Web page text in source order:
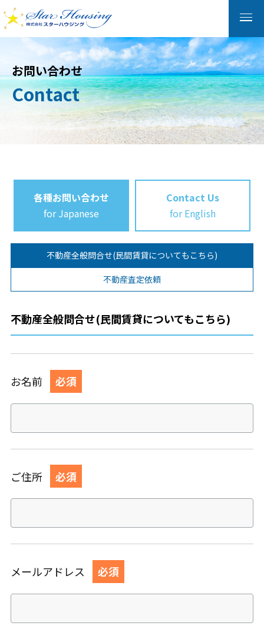
お問い合わせ
Contact
各種お問い合わせ
for Japanese
Contact Us
for English
不動産全般問合せ(民間賃貸についてもこちら)
不動産査定依頼
不動産全般問合せ(民間賃貸についてもこちら)
お名前 必須
ご住所 必須
メールアドレス 必須